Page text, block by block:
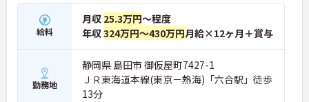
給料
月収 25.3万円～程度
年収324万円～430万円月給×12ヶ月＋賞与
勤務地
静岡県 島田市 御仮屋町7427-1
ＪＲ東海道本線(東京－熱海)「六合駅」徒歩
13分